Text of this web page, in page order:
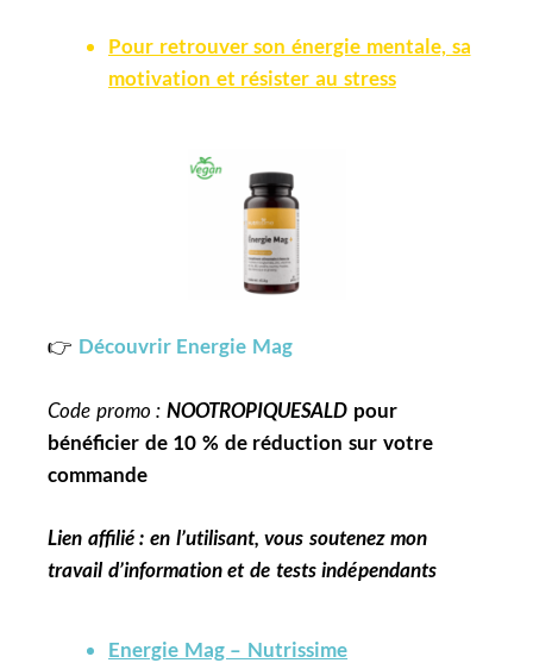
Pour retrouver son énergie mentale, sa
motivation et résister au stress
👉 Découvrir Energie Mag
Code promo :NOOTROPIQUESALD pour
bénéficier de 10 % de réduction sur votre
commande
Lien affilié : en l’utilisant, vous soutenez mon
travail d’information et de tests indépendants
Energie Mag – Nutrissime